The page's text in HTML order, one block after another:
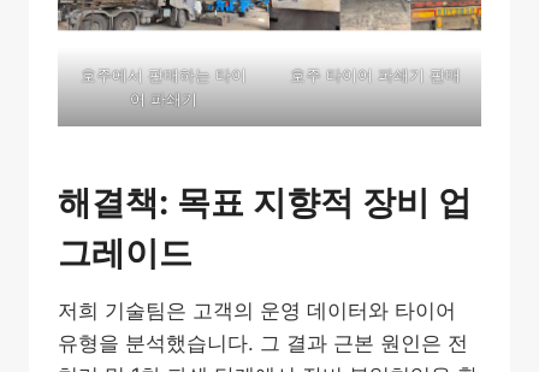
호주에서 판매하는 타이
어 파쇄기
호주 타이어 파쇄기 판매
해결책: 목표 지향적 장비 업
그레이드
저희 기술팀은 고객의 운영 데이터와 타이어
유형을 분석했습니다. 그 결과 근본 원인은 전